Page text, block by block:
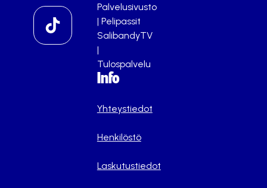
Palvelusivusto
| Pelipassit
SalibandyTV
|
Tulospalvelu
Info
Yhteystiedot
Henkilöstö
Laskutustiedot